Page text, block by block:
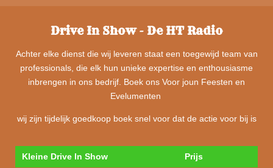
Drive In Show - De HT Radio
Achter elke dienst die wij leveren staat een toegewijd team van
professionals, die elk hun unieke expertise en enthousiasme
inbrengen in ons bedrijf. Boek ons Voor joun Feesten en
Evelumenten
wij zijn tijdelijk goedkoop boek snel voor dat de actie voor bij is
Kleine Drive In Show Prijs